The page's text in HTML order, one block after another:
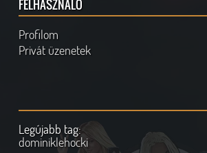
FELHASZNÁLÓ
Profilom
Privát üzenetek
Legújabb tag:
dominiklehocki